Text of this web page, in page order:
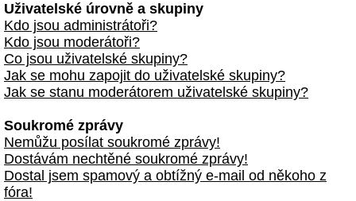
Uživatelské úrovně a skupiny
Kdo jsou administrátoři?
Kdo jsou moderátoři?
Co jsou uživatelské skupiny?
Jak se mohu zapojit do uživatelské skupiny?
Jak se stanu moderátorem uživatelské skupiny?
Soukromé zprávy
Nemůžu posílat soukromé zprávy!
Dostávám nechtěné soukromé zprávy!
Dostal jsem spamový a obtížný e-mail od někoho z
fóra!